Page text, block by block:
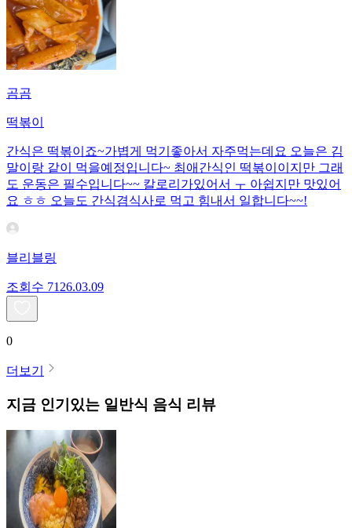
곰곰
떡볶이
간식은 떡볶이죠~가볍게 먹기좋아서 자주먹는데요 오늘은 김
말이랑 같이 먹을예정입니다~ 최애간식인 떡볶이이지만 그래
도 운동은 필수입니다~~ 칼로리가있어서 ㅜ 아쉽지만 맛있어
요 ㅎㅎ 오늘도 간식겸식사로 먹고 힘내서 일합니다~~!
블리블링
조회수 71 26.03.09
0
더보기
지금 인기있는 일반식 음식 리뷰